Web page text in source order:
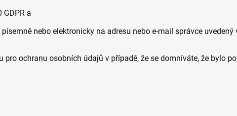
a
nebo elektronicky na adresu nebo e-mail správce uvedený
pro ochranu osobních údajů v případě, že se domníváte, že bylo